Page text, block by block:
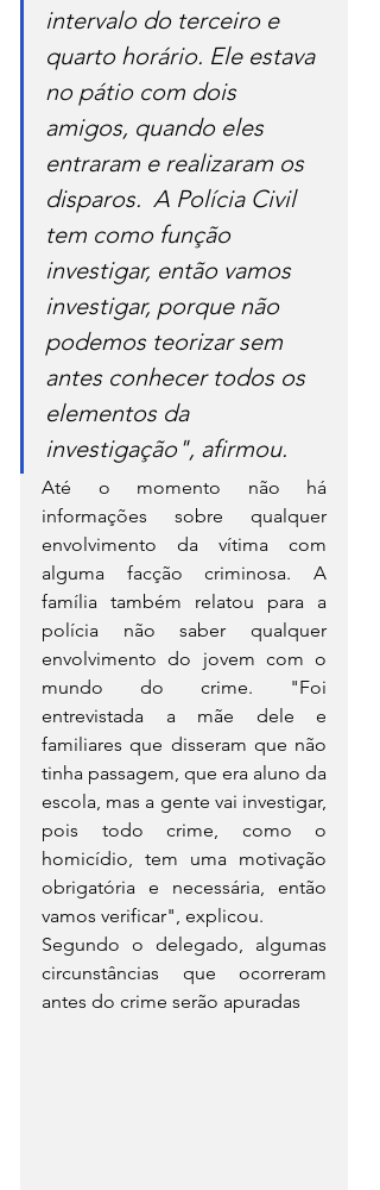
intervalo do terceiro e
quarto horário. Ele estava
no pátio com dois
amigos, quando eles
entraram e realizaram os
disparos.  A Polícia Civil
tem como função
investigar, então vamos
investigar, porque não
podemos teorizar sem
antes conhecer todos os
elementos da
investigação", afirmou.
Até o momento não há
informações sobre qualquer
envolvimento da vítima com
alguma facção criminosa. A
família também relatou para a
polícia não saber qualquer
envolvimento do jovem com o
mundo do crime. "Foi
entrevistada a mãe dele e
familiares que disseram que não
tinha passagem, que era aluno da
escola, mas a gente vai investigar,
pois todo crime, como o
homicídio, tem uma motivação
obrigatória e necessária, então
vamos verificar", explicou.
Segundo o delegado, algumas
circunstâncias que ocorreram
antes do crime serão apuradas